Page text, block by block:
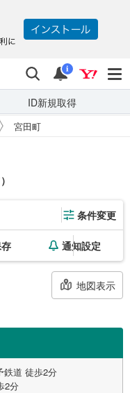
検索 通知
i
ID新規取得
宮田町
条件変更
通知設定
地図表示
鉄道 徒歩2分
2分